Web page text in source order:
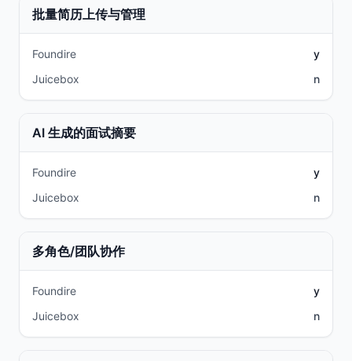
批量简历上传与管理
Foundire
y
Juicebox
n
AI 生成的面试摘要
Foundire
y
Juicebox
n
多角色/团队协作
Foundire
y
Juicebox
n